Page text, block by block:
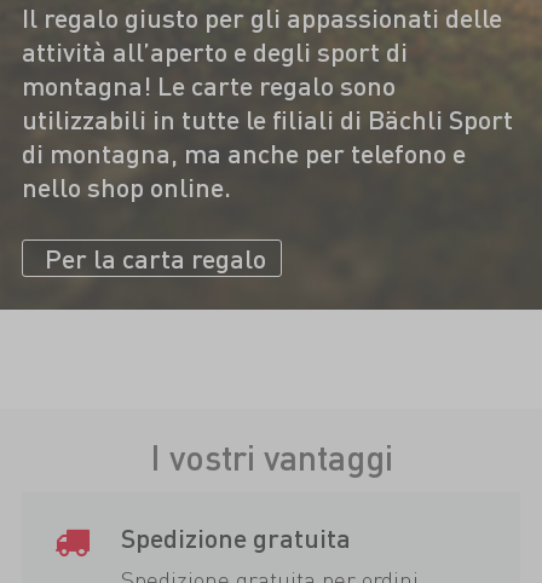
Il regalo giusto per gli appassionati delle
attività all’aperto e degli sport di
montagna! Le carte regalo sono
utilizzabili in tutte le filiali di Bächli Sport
di montagna, ma anche per telefono e
nello shop online.
Per la carta regalo
I vostri vantaggi
Spedizione gratuita